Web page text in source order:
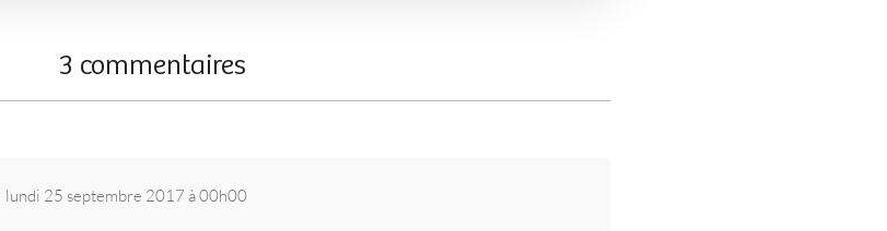
3 commentaires
lundi 25 septembre 2017 à 00h00